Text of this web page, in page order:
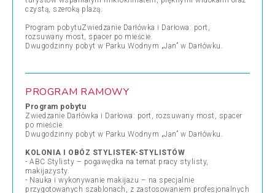
czystą, szeroką plażą.
Program pobytuZwiedzanie Darłówka i Darłowa: port,
rozsuwany most, spacer po mieście.
Dwugodzinny pobyt w Parku Wodnym „Jan” w Darłówku.
PROGRAM RAMOWY
Program pobytu
Zwiedzanie Darłówka i Darłowa: port, rozsuwany most, spacer
po mieście.
Dwugodzinny pobyt w Parku Wodnym „Jan” w Darłówku.
KOLONIA I OBÓZ STYLISTEK-STYLISTÓW
- ABC Stylisty – pogawędka na temat pracy stylisty,
makijażysty.
- Nauka i wykonywanie makijażu – na specjalnie
przygotowanych szablonach, z zastosowaniem profesjonalnych